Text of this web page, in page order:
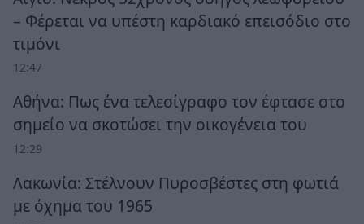
– Φέρεται να υπέστη καρδιακό επεισόδιο στο
τιμόνι
12:47
Αθήνα: Πως ένα τελεσίγραφο τον έφτασε στο
σημείο να σκοτώσει την οικογένεια του
12:29
Λακωνία: Στέλνουν Πυροσβέστες στη φωτιά
με όχημα του 1965